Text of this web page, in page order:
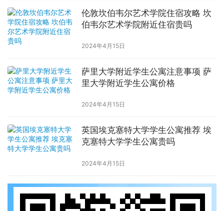
伦敦坎伯韦尔艺术学院住宿攻略 坎
伯韦尔艺术学院附近住宿贵吗
2024年4月15日
萨里大学附近学生公寓注意事项 萨
里大学附近学生公寓价格
2024年4月15日
英国埃克塞特大学学生公寓推荐 埃
克塞特大学学生公寓贵吗
2024年4月15日